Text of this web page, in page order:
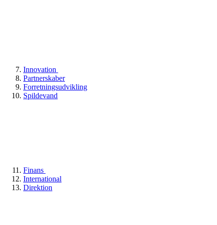
Innovation
Partnerskaber
Forretningsudvikling
Spildevand
Finans
International
Direktion